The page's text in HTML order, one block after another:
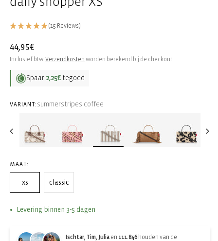
(15 Reviews)
Normale
prijs
44,95€
Inclusief btw.Verzendkosten worden berekend bij de checkout.
Spaar 2,25€ tegoed
VARIANT: summerstripes coffee
MAAT:
xs classic
Levering binnen 3-5 dagen
Ischtar, Tim, Julia en 111.846 houden van de